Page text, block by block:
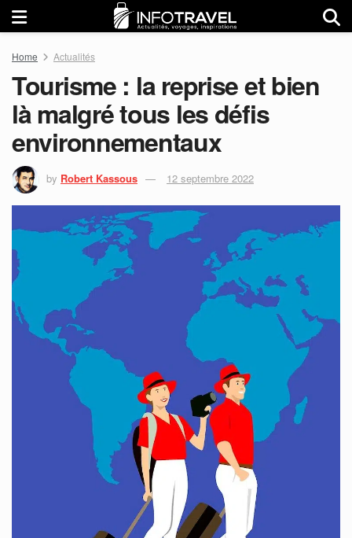
Home Actualités
Tourisme : la reprise et bien
là malgré tous les défis
environnementaux
by Robert Kassous 12 septembre 2022